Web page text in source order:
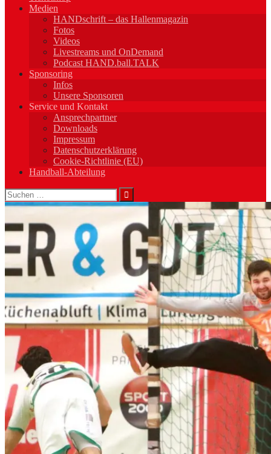
Medien
HANDschrift – das Hallenmagazin
Fotos
Videos
Livestreams und OnDemand
Podcast HAND.ball.TALK
Sponsoring
Infos
Unsere Sponsoren
Service und Kontakt
Ansprechpartner
Downloads
Impressum
Datenschutzerklärung
Cookie-Richtlinie (EU)
Handball-Abteilung
Suchen
nach: